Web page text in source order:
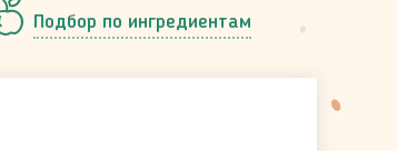
Подбор по ингредиентам